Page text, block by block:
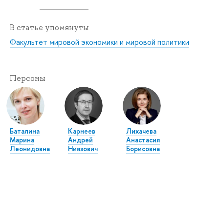
В статье упомянуты
Факультет мировой экономики и мировой политики
Персоны
Баталина
Марина
Леонидовна
Карнеев
Андрей
Ниязович
Лихачева
Анастасия
Борисовна